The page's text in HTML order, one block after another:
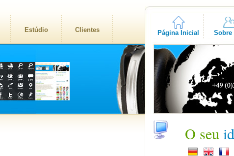
Estúdio Clientes Página Inicial Sobre
O seu